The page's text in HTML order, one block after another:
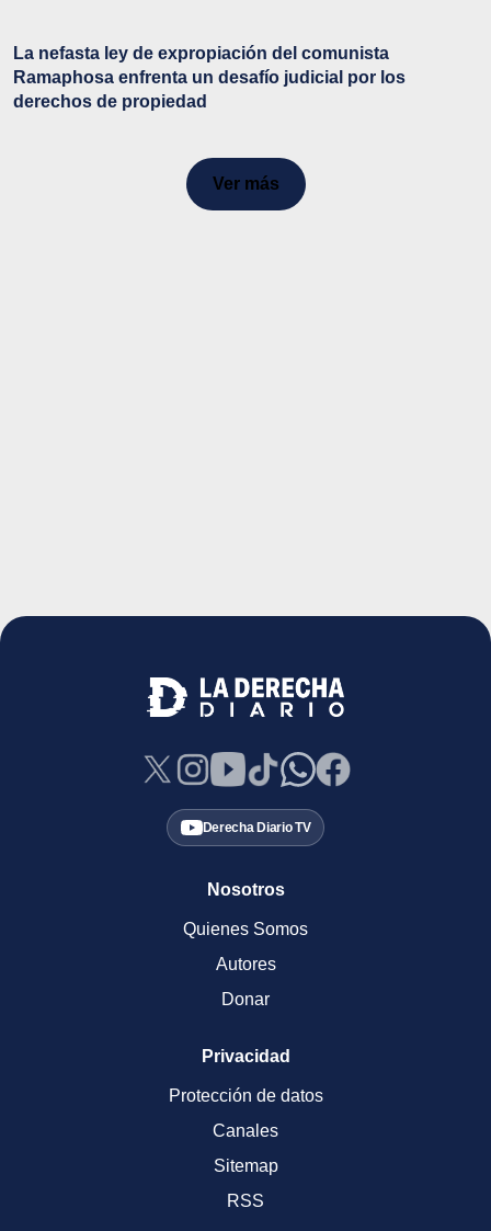
La nefasta ley de expropiación del comunista
Ramaphosa enfrenta un desafío judicial por los
derechos de propiedad
Ver más
Derecha Diario TV
Nosotros
Quienes Somos
Autores
Donar
Privacidad
Protección de datos
Canales
Sitemap
RSS